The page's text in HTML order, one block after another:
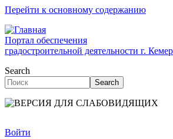
Перейти к основному содержанию
Портал обеспечения
градостроительной деятельности г.
Search
Search
Войти